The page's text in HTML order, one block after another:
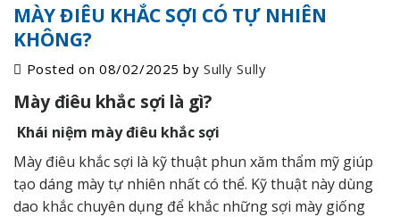
MÀY ĐIÊU KHẮC SỢI CÓ TỰ NHIÊN
KHÔNG?
Posted on08/02/2025 bySully Sully
Mày điêu khắc sợi là gì?
Khái niệm mày điêu khắc sợi
Mày điêu khắc sợi là kỹ thuật phun xăm thẩm mỹ giúp
tạo dáng mày tự nhiên nhất có thể. Kỹ thuật này dùng
dao khắc chuyên dụng để khắc những sợi mày giống